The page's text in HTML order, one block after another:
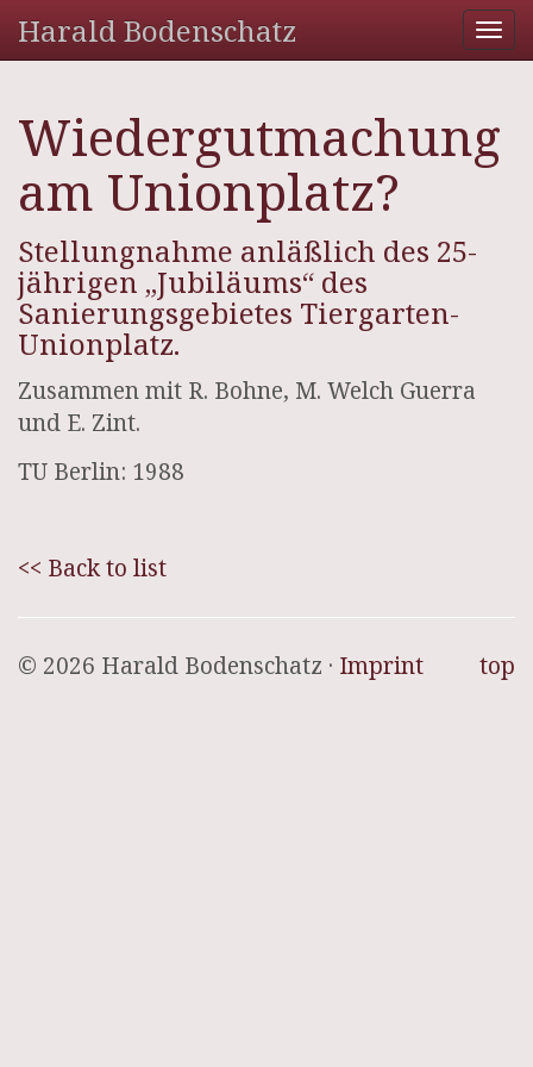
Harald Bodenschatz
Wiedergutmachung
am Unionplatz?
Stellungnahme anläßlich des 25-
jährigen „Jubiläums“ des
Sanierungsgebietes Tiergarten-
Unionplatz.
Zusammen mit R. Bohne, M. Welch Guerra
und E. Zint.
TU Berlin: 1988
<< Back to list
top
© 2026 Harald Bodenschatz · Imprint